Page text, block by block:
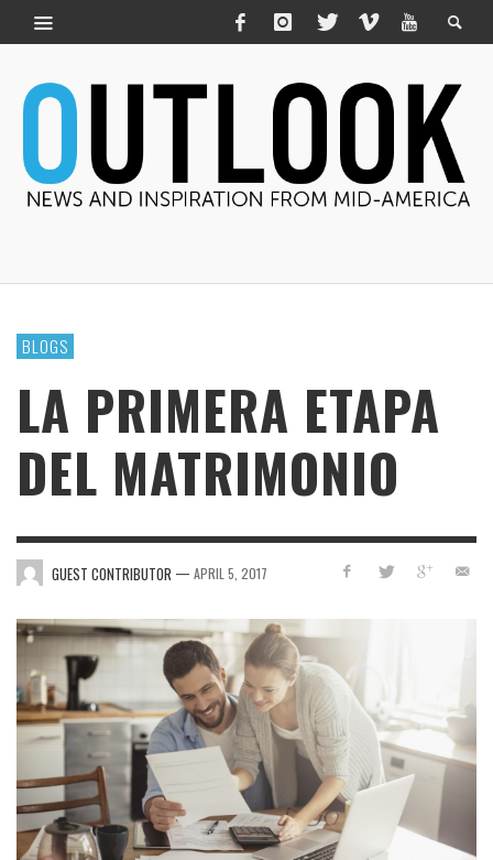
BLOGS
LA PRIMERA ETAPA
DEL MATRIMONIO
GUEST CONTRIBUTOR — APRIL 5, 2017